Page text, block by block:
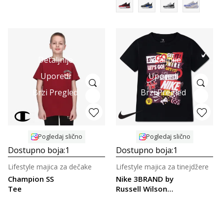
Detaljnije
Uporedi
Brzi Pregled
Pogledaj slično
Dostupno boja:1
Champion SS
Tee
Lifestyle majica za dečake
Detaljnije
Uporedi
Brzi Pregled
Pogledaj slično
Dostupno boja:1
Nike 3BRAND by
Russell Wilson
Lifestyle majica za tinejdžere